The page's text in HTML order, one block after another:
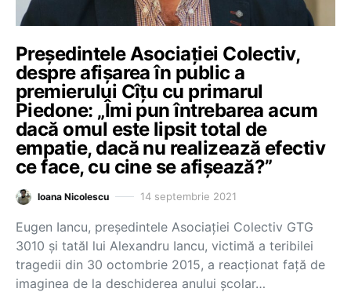
Președintele Asociației Colectiv,
despre afișarea în public a
premierului Cîțu cu primarul
Piedone: „Îmi pun întrebarea acum
dacă omul este lipsit total de
empatie, dacă nu realizează efectiv
ce face, cu cine se afișează?”
Ioana Nicolescu 14 septembrie 2021
Eugen Iancu, președintele Asociației Colectiv GTG
3010 și tatăl lui Alexandru Iancu, victimă a teribilei
tragedii din 30 octombrie 2015, a reacționat față de
imaginea de la deschiderea anului școlar…